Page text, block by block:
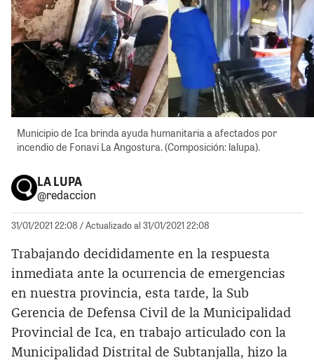
Municipio de Ica brinda ayuda humanitaria a afectados por
incendio de Fonavi La Angostura. (Composición: lalupa).
LA LUPA
@redaccion
31/01/2021 22:08 / Actualizado al 31/01/2021 22:08
Trabajando decididamente en la respuesta
inmediata ante la ocurrencia de emergencias
en nuestra provincia, esta tarde, la Sub
Gerencia de Defensa Civil de la Municipalidad
Provincial de Ica, en trabajo articulado con la
Municipalidad Distrital de Subtanjalla, hizo la